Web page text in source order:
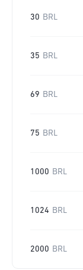
30 BRL
35 BRL
69 BRL
75 BRL
1000 BRL
1024 BRL
2000 BRL